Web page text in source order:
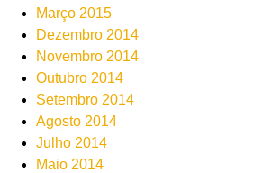
Março 2015
Dezembro 2014
Novembro 2014
Outubro 2014
Setembro 2014
Agosto 2014
Julho 2014
Maio 2014